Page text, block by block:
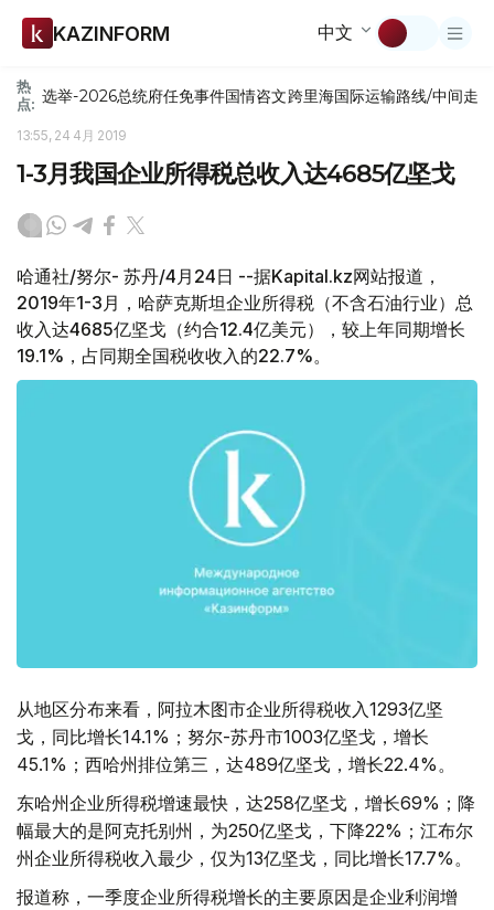
KAZINFORM 中文
热
点: 选举-2026总统府任免事件国情咨文跨里海国际运输路线/中间走廊
13:55, 24 4月 2019
1-3月我国企业所得税总收入达4685亿坚戈
哈通社/努尔- 苏丹/4月24日 --据Kapital.kz网站报道，
2019年1-3月，哈萨克斯坦企业所得税（不含石油行业）总
收入达4685亿坚戈（约合12.4亿美元），较上年同期增长
19.1%，占同期全国税收收入的22.7%。
从地区分布来看，阿拉木图市企业所得税收入1293亿坚
戈，同比增长14.1%；努尔-苏丹市1003亿坚戈，增长
45.1%；西哈州排位第三，达489亿坚戈，增长22.4%。
东哈州企业所得税增速最快，达258亿坚戈，增长69%；降
幅最大的是阿克托别州，为250亿坚戈，下降22%；江布尔
州企业所得税收入最少，仅为13亿坚戈，同比增长17.7%。
报道称，一季度企业所得税增长的主要原因是企业利润增